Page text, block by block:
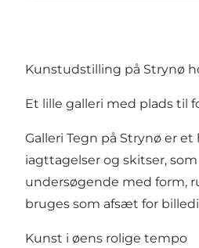
Kunstudstilling på Strynø
Et lille galleri med plads til
Galleri Tegn på Strynø er
iagttagelser og skitser,
undersøgende med form,
bruges som afsæt for
Kunst i øens rolige tempo